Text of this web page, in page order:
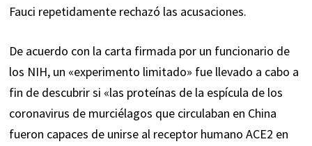
Fauci repetidamente rechazó las acusaciones.
De acuerdo con la carta firmada por un funcionario de
los NIH, un «experimento limitado» fue llevado a cabo a
fin de descubrir si «las proteínas de la espícula de los
coronavirus de murciélagos que circulaban en China
fueron capaces de unirse al receptor humano ACE2 en